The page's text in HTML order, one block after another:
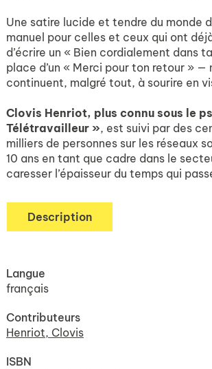
Une satire lucide et tendre du monde
manuel pour celles et ceux qui ont
d’écrire un « Bien cordialement dans
place d’un « Merci pour ton retour » —
continuent, malgré tout, à sourire en
Clovis Henriot, plus connu sous le
Télétravailleur », est suivi par des
milliers de personnes sur les réseaux
10 ans en tant que cadre dans le
caresser l’épaisseur du temps qui
Description
Langue
français
Contributeurs
Henriot, Clovis
ISBN